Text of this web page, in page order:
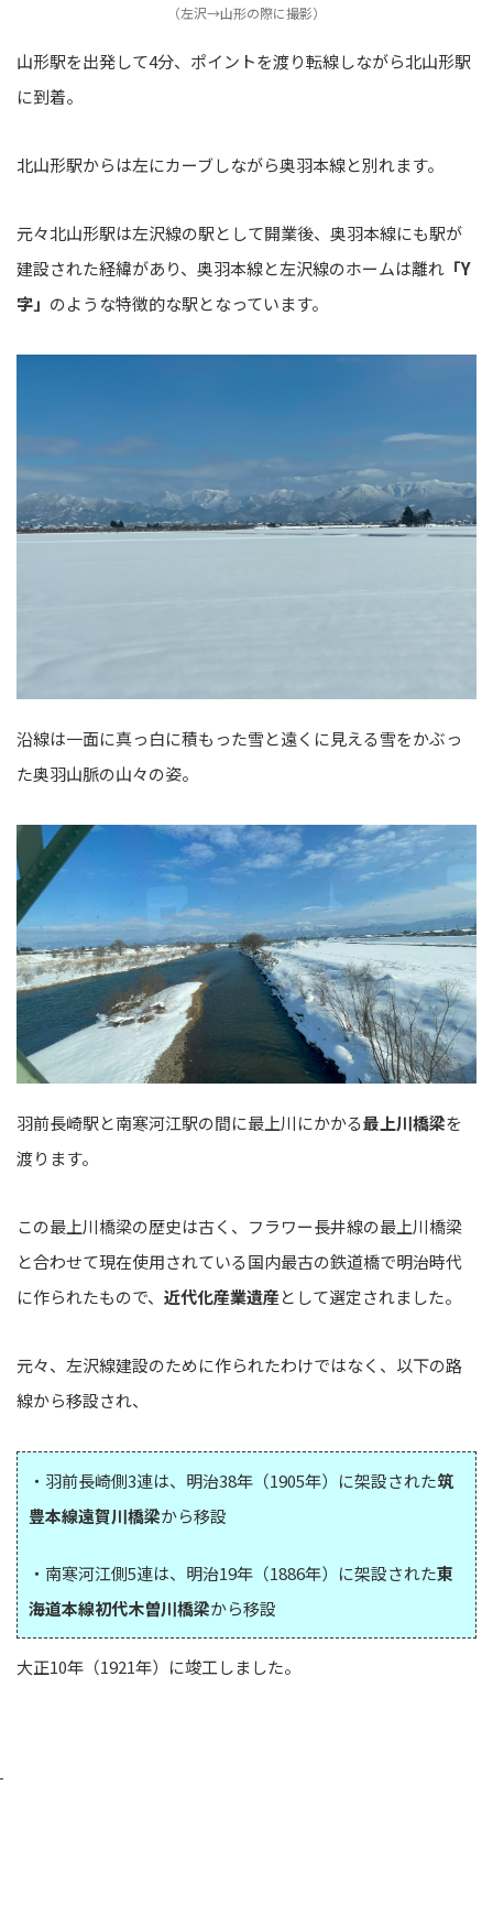
（左沢→山形の際に撮影）
山形駅を出発して4分、ポイントを渡り転線しながら北山形駅
に到着。
北山形駅からは左にカーブしながら奥羽本線と別れます。
元々北山形駅は左沢線の駅として開業後、奥羽本線にも駅が
建設された経緯があり、奥羽本線と左沢線のホームは離れ 「Y
字」 のような特徴的な駅となっています。
沿線は一面に真っ白に積もった雪と遠くに見える雪をかぶっ
た奥羽山脈の山々の姿。
羽前長崎駅と南寒河江駅の間に最上川にかかる最上川橋梁を
渡ります。
この最上川橋梁の歴史は古く、フラワー長井線の最上川橋梁
と合わせて現在使用されている国内最古の鉄道橋で明治時代
に作られたもので、 近代化産業遺産として選定されました。
元々、左沢線建設のために作られたわけではなく、以下の路
線から移設され、
・羽前長崎側3連は、明治38年（1905年）に架設された筑
豊本線遠賀川橋梁から移設
・南寒河江側5連は、明治19年（1886年）に架設された東
海道本線初代木曽川橋梁から移設
大正10年（1921年）に竣工しました。